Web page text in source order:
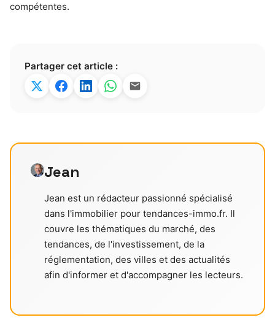
compétentes.
Partager cet article :
Jean
Jean est un rédacteur passionné spécialisé
dans l'immobilier pour tendances-immo.fr. Il
couvre les thématiques du marché, des
tendances, de l'investissement, de la
réglementation, des villes et des actualités
afin d'informer et d'accompagner les lecteurs.